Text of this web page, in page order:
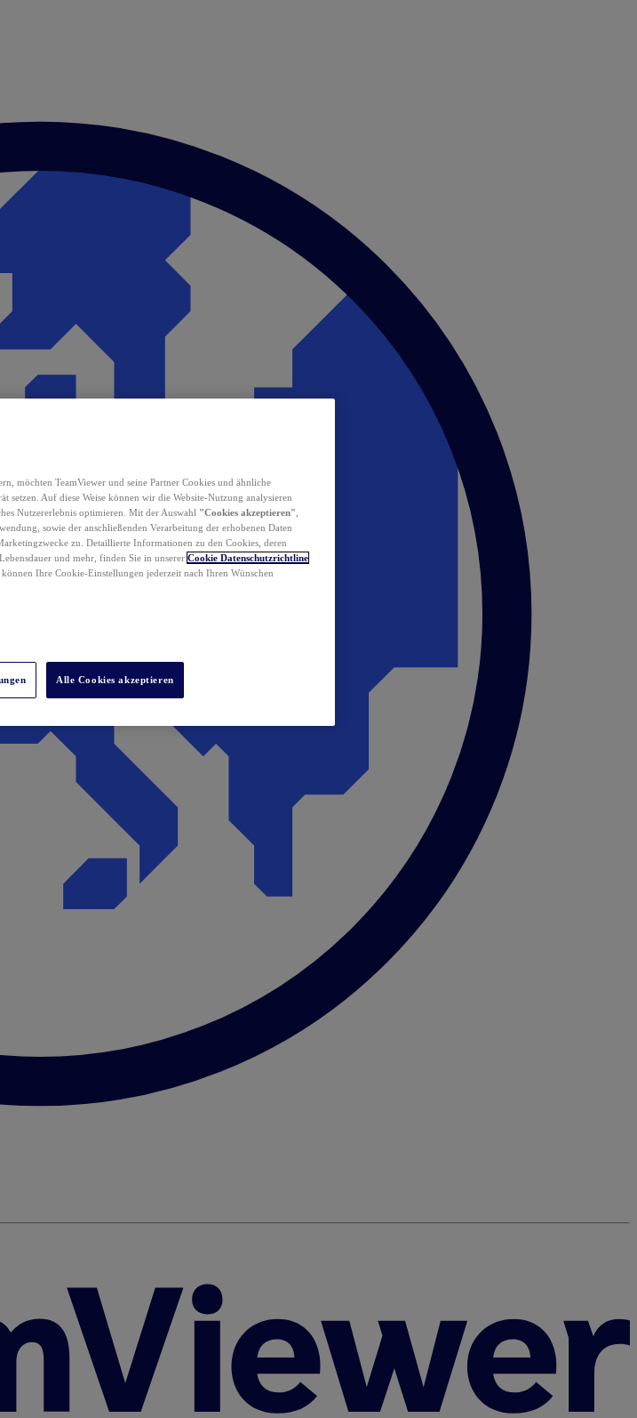
möchten TeamViewer und seine Partner Cookies und ähnliche
setzen. Auf diese Weise können wir die Website-Nutzung analysieren
Nutzererlebnis optimieren. Mit der Auswahl "Cookies akzeptieren"
sowie der anschließenden Verarbeitung der erhobenen Daten
zu. Detaillierte Informationen zu den Cookies, deren
und mehr, finden Sie in unserer Cookie Datenschutzrichtline
können Ihre Cookie-Einstellungen jederzeit nach Ihren Wünschen
Alle Cookies akzeptieren